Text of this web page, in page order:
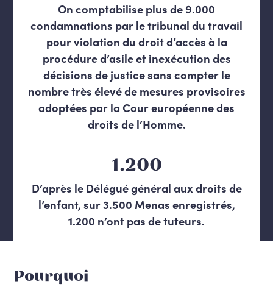
On comptabilise plus de 9.000
condamnations par le tribunal du travail
pour violation du droit d’accès à la
procédure d’asile et inexécution des
décisions de justice sans compter le
nombre très élevé de mesures provisoires
adoptées par la Cour européenne des
droits de l’Homme.
1.200
D’après le Délégué général aux droits de
l’enfant, sur 3.500 Menas enregistrés,
1.200 n’ont pas de tuteurs.
Pourquoi